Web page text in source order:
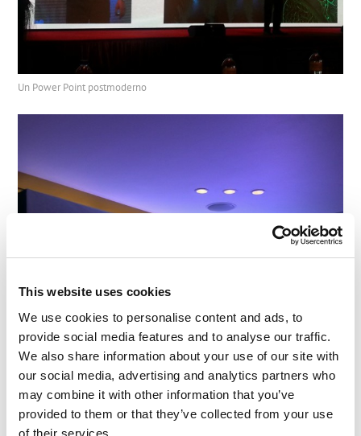
This website uses cookies
We use cookies to personalise content and ads, to
provide social media features and to analyse our traffic.
We also share information about your use of our site with
our social media, advertising and analytics partners who
may combine it with other information that you’ve
provided to them or that they’ve collected from your use
of their services.
Un Power Point postmoderno